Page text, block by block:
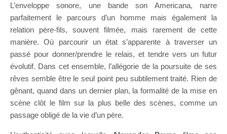
L’enveloppe sonore, une bande son Americana, narre
parfaitement le parcours d’un homme mais également la
relation père-fils, souvent filmée, mais rarement de cette
manière. Où parcourir un état s’apparente à traverser un
passé pour donner/prendre le relais, et tendre vers un futur
évolutif. Dans cet ensemble, l’allégorie de la poursuite de ses
rêves semble être le seul point peu subtilement traité. Rien de
gênant, quand dans un dernier plan, la formalité de la mise en
scène clôt le film sur la plus belle des scènes, comme un
passage obligé de la vie d’un père.